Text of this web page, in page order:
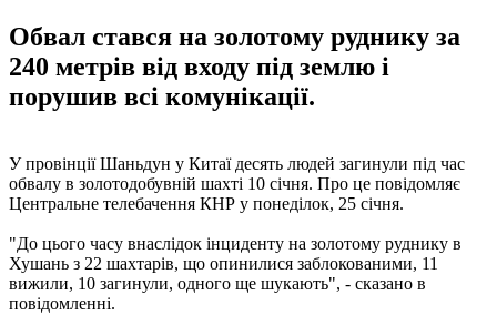
Обвал стався на золотому руднику за
240 метрів від входу під землю і
порушив всі комунікації.
У провінції Шаньдун у Китаї десять людей загинули під час
обвалу в золотодобувній шахті 10 січня. Про це повідомляє
Центральне телебачення КНР у понеділок, 25 січня.
"До цього часу внаслідок інциденту на золотому руднику в
Хушань з 22 шахтарів, що опинилися заблокованими, 11
вижили, 10 загинули, одного ще шукають", - сказано в
повідомленні.